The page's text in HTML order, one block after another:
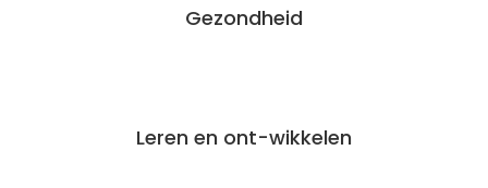
Gezondheid
Leren en ont-wikkelen